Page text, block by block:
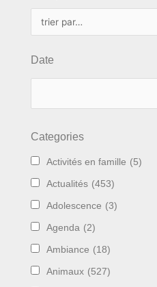
Date
Categories
Activités en famille (5)
Actualités (453)
Adolescence (3)
Agenda (2)
Ambiance (18)
Animaux (527)